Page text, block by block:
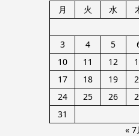
月
火 水
3
4 5
10
11 12
17
18 19
24
25 26
31
« 7